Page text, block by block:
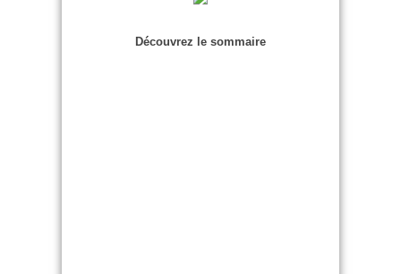
Découvrez le sommaire